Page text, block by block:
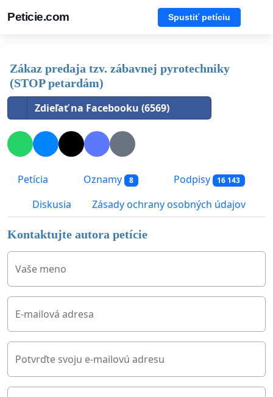
Peticie.com Spustiť petíciu
Zákaz predaja tzv. zábavnej pyrotechniky
(STOP petardám)
Zdieľať na Facebooku (6569)
Petícia Oznamy 8 Podpisy 16 143
Diskusia Zásady ochrany osobných údajov
Kontaktujte autora petície
Vaše meno
E-mailová adresa
Potvrďte svoju e-mailovú adresu